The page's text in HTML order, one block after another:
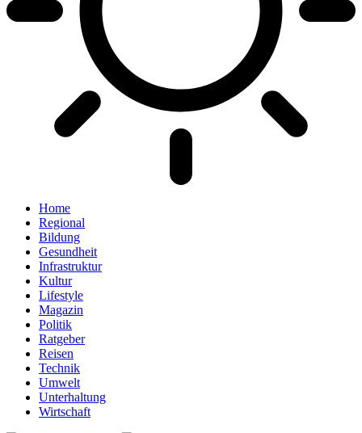
Home
Regional
Bildung
Gesundheit
Infrastruktur
Kultur
Lifestyle
Magazin
Politik
Ratgeber
Reisen
Technik
Umwelt
Unterhaltung
Wirtschaft